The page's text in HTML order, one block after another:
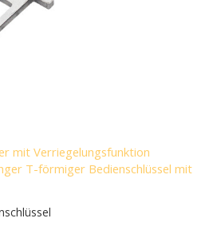
mit Verriegelungsfunktion
T-förmiger Bedienschlüssel mit